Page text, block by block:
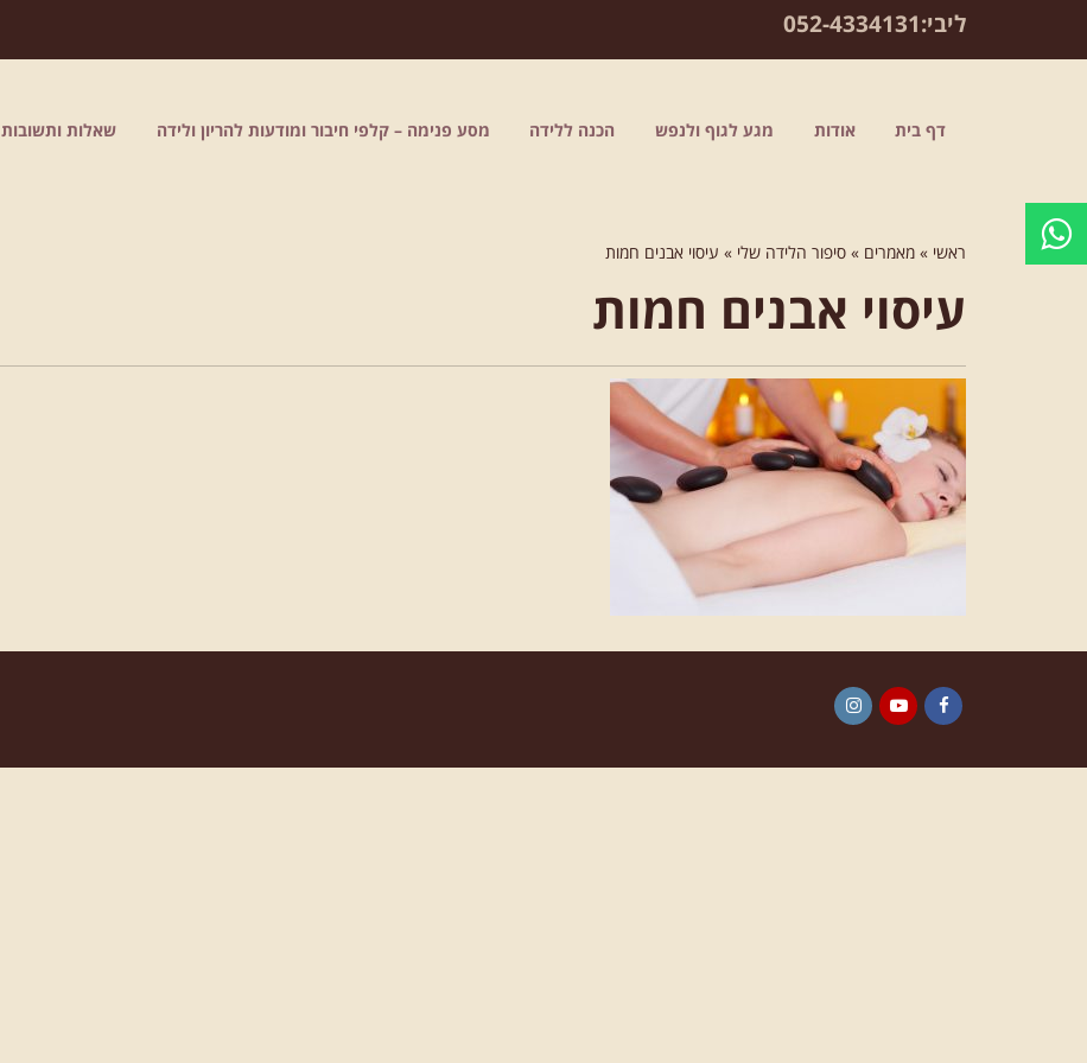
ליבי:052-4334131
דף בית אודות מגע לגוף ולנפש הכנה ללידה מסע פנימה – קלפי חיבור ומודעות להריון ולידה שאלות ותשובות
ראשי » מאמרים » סיפור הלידה שלי » עיסוי אבנים חמות
עיסוי אבנים חמות